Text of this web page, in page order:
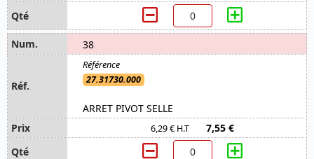
38
27.31730.000
ARRET PIVOT SELLE
6,29 € H.T 7,55 €